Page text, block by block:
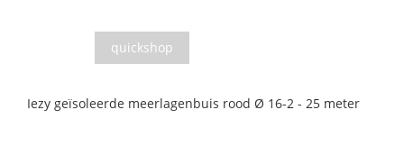
quickshop
Iezy geïsoleerde meerlagenbuis rood Ø 16-2 - 25 meter